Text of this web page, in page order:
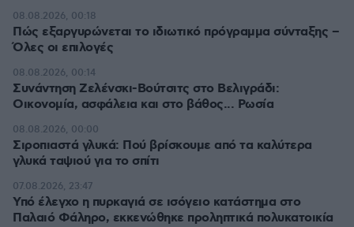
Πώς εξαργυρώνεται το ιδιωτικό πρόγραμμα σύνταξης –
Όλες οι επιλογές
08.08.2026, 00:18
Συνάντηση Ζελένσκι-Βούτσιτς στο Βελιγράδι:
Οικονομία, ασφάλεια και στο βάθος... Ρωσία
08.08.2026, 00:14
Σιροπιαστά γλυκά: Πού βρίσκουμε από τα καλύτερα
γλυκά ταψιού για το σπίτι
08.08.2026, 00:00
Υπό έλεγχο η πυρκαγιά σε ισόγειο κατάστημα στο
Παλαιό Φάληρο, εκκενώθηκε προληπτικά πολυκατοικία
07.08.2026, 23:47